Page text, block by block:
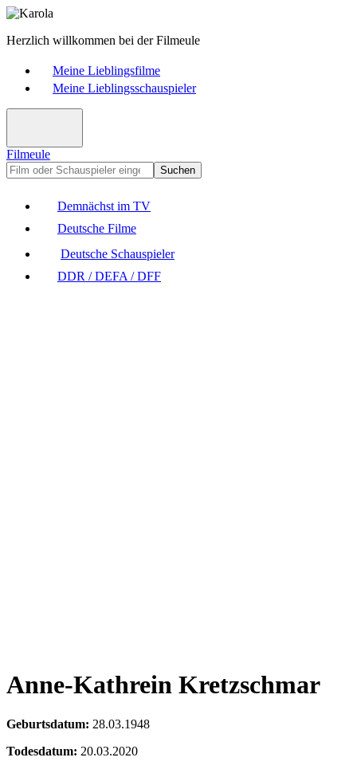
Herzlich willkommen bei der Filmeule
Meine Lieblingsfilme
Meine Lieblingsschauspieler
Filmeule
Suchen
Demnächst im TV
Deutsche Filme
Deutsche Schauspieler
DDR / DEFA / DFF
Anne-Kathrein Kretzschmar
Geburtsdatum: 28.03.1948
Todesdatum: 20.03.2020